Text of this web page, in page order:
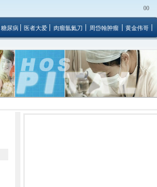
00
糖尿病 医者大爱 肉瘤氩氦刀 周岱翰肿瘤 黄金伟哥